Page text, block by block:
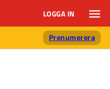
LOGGA IN
Prenumerera